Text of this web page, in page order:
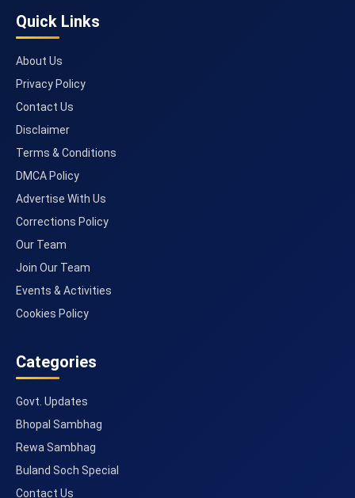
Quick Links
About Us
Privacy Policy
Contact Us
Disclaimer
Terms & Conditions
DMCA Policy
Advertise With Us
Corrections Policy
Our Team
Join Our Team
Events & Activities
Cookies Policy
Categories
Govt. Updates
Bhopal Sambhag
Rewa Sambhag
Buland Soch Special
Contact Us